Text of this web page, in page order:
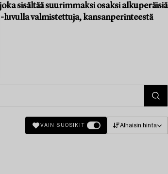
sisältää suurimmaksi osaksi alkuperäisiä
luvulla valmistettuja, kansanperinteestä
VAIN SUOSIKIT Alhaisin hinta